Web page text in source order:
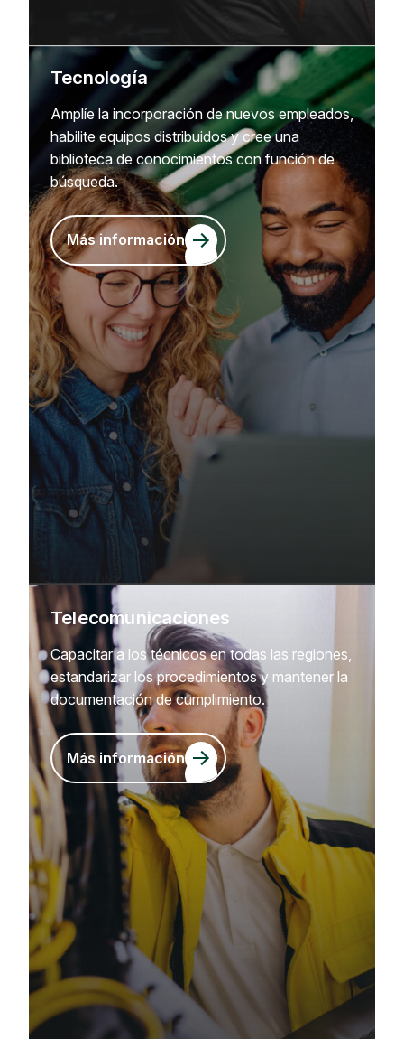
Tecnología
Amplíe la incorporación de nuevos empleados,
habilite equipos distribuidos y cree una
biblioteca de conocimientos con función de
búsqueda.
Más información
Telecomunicaciones
Capacitar a los técnicos en todas las regiones,
estandarizar los procedimientos y mantener la
documentación de cumplimiento.
Más información